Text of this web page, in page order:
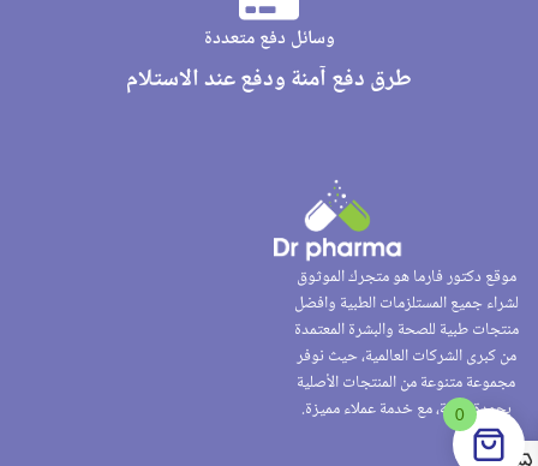
وسائل دفع متعددة
طرق دفع آمنة ودفع عند الاستلام
موقع دكتور فارما هو متجرك الموثوق
لشراء جميع المستلزمات الطبية وافضل
منتجات طبية للصحة والبشرة المعتمدة
من كبرى الشركات العالمية، حيث نوفر
مجموعة متنوعة من المنتجات الأصلية
بجودة عالية، مع خدمة عملاء مميزة.
0